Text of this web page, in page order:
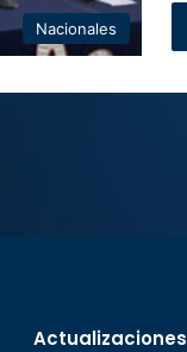
Nacionales
Actualizaciones